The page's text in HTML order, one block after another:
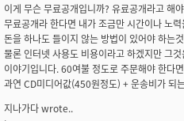
이게 무슨 무료공개입니까? 유료공개라고 해
무료공개라 한다면 내가 조금만 시간이나 노력
돈을 하나도 들이지 않는 방법이 있어야 하는
물론 인터넷 사용도 비용이라고 하겠지만 그
이야기입니다. 60여불 정도로 주문해야 한다
과연 CD미디어값(450원정도) + 운송비가 되
지나가다 wrote..